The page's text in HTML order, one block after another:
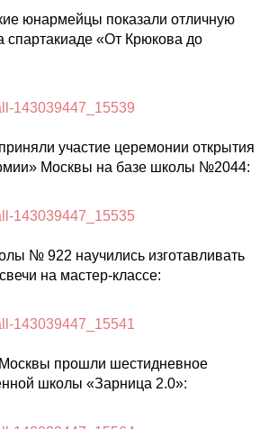
юнармейцы показали отличную
спартакиаде «От Крюкова до
143039447_15539
участие церемонии открытия
Москвы на базе школы №2044:
143039447_15535
№ 922 научились изготавливать
на мастер-классе:
143039447_15541
прошли шестидневное
школы «Зарница 2.0»: